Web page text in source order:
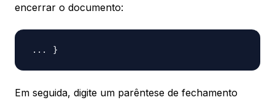
encerrar o documento:
}
Em seguida, digite um parêntese de fechamento